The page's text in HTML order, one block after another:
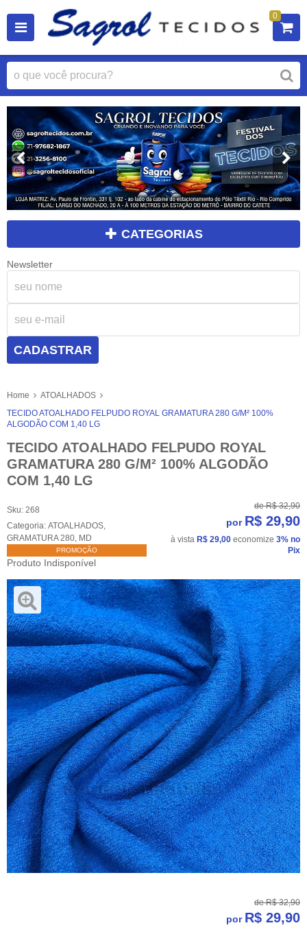
0
CATEGORIAS
Newsletter
CADASTRAR
Home
ATOALHADOS
TECIDO ATOALHADO FELPUDO ROYAL GRAMATURA 280 G/M² 100%
ALGODÃO COM 1,40 LG
TECIDO ATOALHADO FELPUDO ROYAL
GRAMATURA 280 G/M² 100% ALGODÃO
COM 1,40 LG
Sku: 268
Categoria: ATOALHADOS,
GRAMATURA 280, MD
PROMOÇÃO
Produto Indisponível
de R$ 32,90
por R$ 29,90
à vista R$ 29,00 economize 3% no
Pix
de R$ 32,90
por R$ 29,90